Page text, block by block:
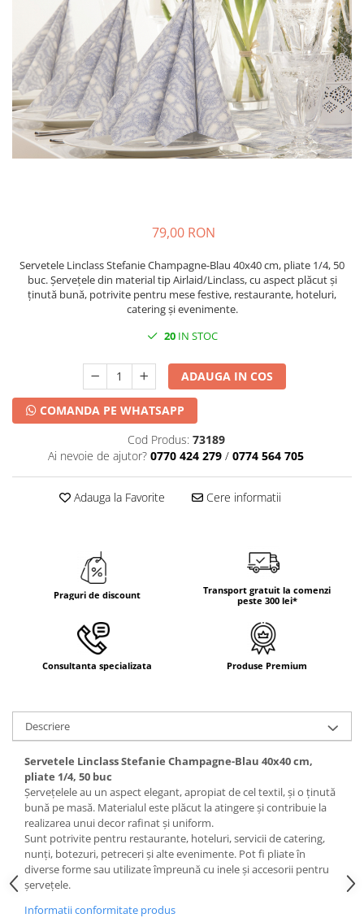
PAŞTE / EASTER
TEMATICA CULINARA
IARNA-CRACIUN-REVELION
DECOR BEJ & MARO
DECOR ROZ
DECOR NUNTA & LOGODNA
DECOR BOTEZ
DECOR EVENIMENTE CORPORATE
DECOR ANIVERSARI COPII
TEMATICA BOTANICA / VEGETALA
TEMATICA RUSTICA
TEMATICA ROMANTICA
DECOR HALLOWEEN
DECOR ZIUA ROMANIEI
DECOR CRACIUN & REVELION
DECOR TOAMNA
DECOR MOS NICOLAE
TEMATICA FLORALA
DECOR OKTOBER FEST
DECOR BABY SHOWER
79,00 RON
Servetele Linclass Stefanie Champagne-Blau 40x40 cm, pliate 1/4, 50
buc. Șervețele din material tip Airlaid/Linclass, cu aspect plăcut și
ținută bună, potrivite pentru mese festive, restaurante, hoteluri,
catering și evenimente.
20IN STOC
ADAUGA IN COS
COMANDA PE WHATSAPP
Cod Produs: 73189
Ai nevoie de ajutor? 0770 424 279 / 0774 564 705
Adauga la Favorite Cere informatii
Praguri de discount
Transport gratuit la comenzi
peste 300 lei*
Consultanta specializata Produse Premium
Descriere
Servetele Linclass Stefanie Champagne-Blau 40x40 cm,
pliate 1/4, 50 buc
Șervețelele au un aspect elegant, apropiat de cel textil, și o ținută
bună pe masă. Materialul este plăcut la atingere și contribuie la
realizarea unui decor rafinat și uniform.
Sunt potrivite pentru restaurante, hoteluri, servicii de catering,
nunți, botezuri, petreceri și alte evenimente. Pot fi pliate în
diverse forme sau utilizate împreună cu inele și accesorii pentru
șervețele.
Informatii conformitate produs